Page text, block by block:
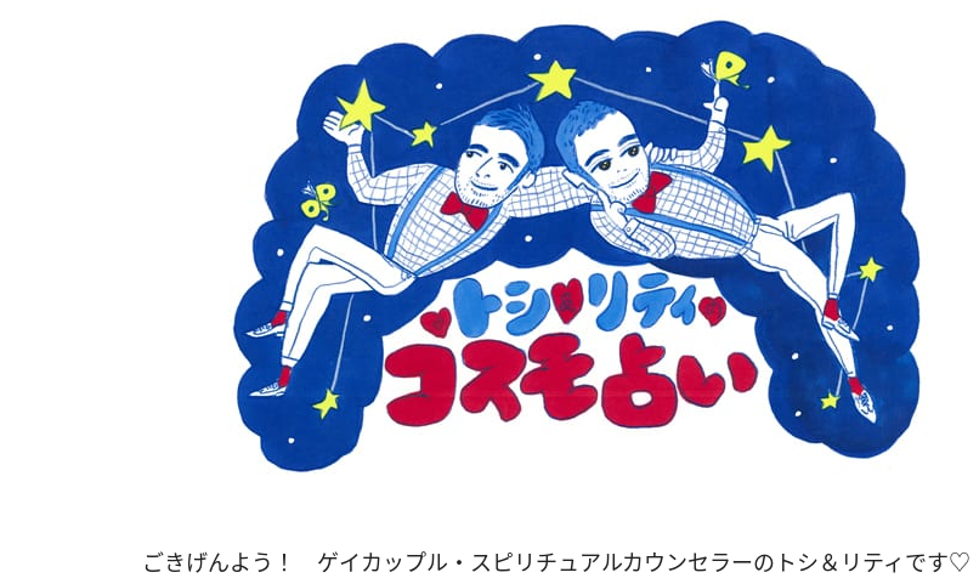
ごきげんよう！ ゲイカップル・スピリチュアルカウンセラーのトシ＆リティです♡